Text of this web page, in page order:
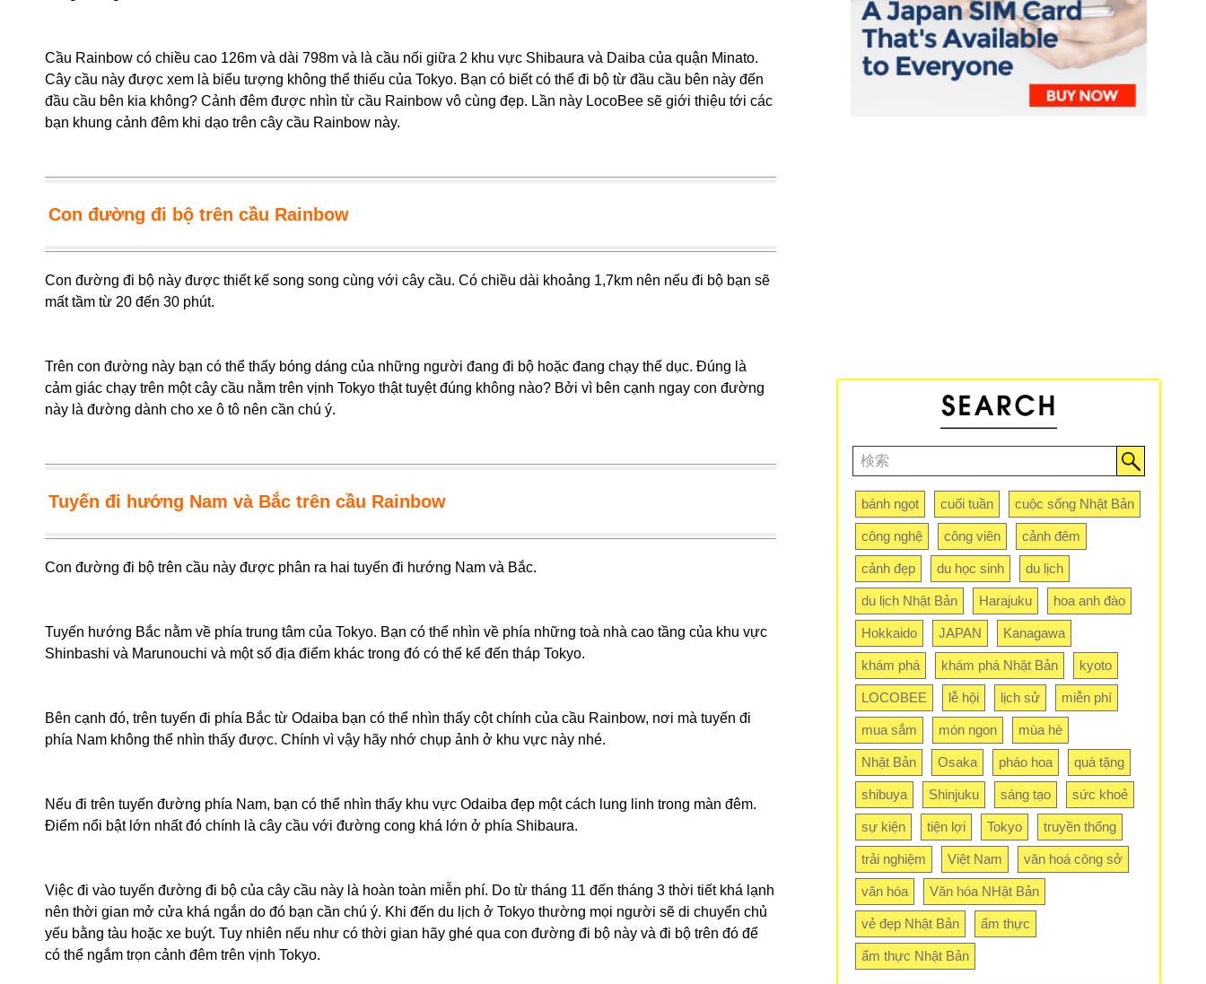
Cầu Rainbow có chiều cao 126m và dài 798m và là cầu nối giữa 2 khu vực Shibaura và Daiba của quận Minato.
Cây cầu này được xem là biểu tượng không thể thiếu của Tokyo. Bạn có biết có thể đi bộ từ đầu cầu bên này đến
đầu cầu bên kia không? Cảnh đêm được nhìn từ cầu Rainbow vô cùng đẹp. Lần này LocoBee sẽ giới thiệu tới các
bạn khung cảnh đêm khi dạo trên cây cầu Rainbow này.
Con đường đi bộ trên cầu Rainbow
Con đường đi bộ này được thiết kế song song cùng với cây cầu. Có chiều dài khoảng 1,7km nên nếu đi bộ bạn sẽ
mất tầm từ 20 đến 30 phút.
Trên con đường này bạn có thể thấy bóng dáng của những người đang đi bộ hoặc đang chạy thể dục. Đúng là
cảm giác chạy trên một cây cầu nằm trên vịnh Tokyo thật tuyệt đúng không nào? Bởi vì bên cạnh ngay con đường
này là đường dành cho xe ô tô nên cần chú ý.
Tuyến đi hướng Nam và Bắc trên cầu Rainbow
Con đường đi bộ trên cầu này được phân ra hai tuyến đi hướng Nam và Bắc.
Tuyến hướng Bắc nằm về phía trung tâm của Tokyo. Bạn có thể nhìn về phía những toà nhà cao tầng của khu vực
Shinbashi và Marunouchi và một số địa điểm khác trong đó có thể kể đến tháp Tokyo.
Bên cạnh đó, trên tuyến đi phía Bắc từ Odaiba bạn có thể nhìn thấy cột chính của cầu Rainbow, nơi mà tuyến đi
phía Nam không thể nhìn thấy được. Chính vì vậy hãy nhớ chụp ảnh ở khu vực này nhé.
Nếu đi trên tuyến đường phía Nam, bạn có thể nhìn thấy khu vực Odaiba đẹp một cách lung linh trong màn đêm.
Điểm nổi bật lớn nhất đó chính là cây cầu với đường cong khá lớn ở phía Shibaura.
Việc đi vào tuyến đường đi bộ của cây cầu này là hoàn toàn miễn phí. Do từ tháng 11 đến tháng 3 thời tiết khá lạnh
nên thời gian mở cửa khá ngắn do đó bạn cần chú ý. Khi đến du lịch ở Tokyo thường mọi người sẽ di chuyển chủ
yếu bằng tàu hoặc xe buýt. Tuy nhiên nếu như có thời gian hãy ghé qua con đường đi bộ này và đi bộ trên đó để
có thể ngắm trọn cảnh đêm trên vịnh Tokyo.
bánh ngọt cuối tuần cuộc sống Nhật Bản
công nghệ công viên cảnh đêm
cảnh đẹp du học sinh du lịch
du lịch Nhật Bản Harajuku hoa anh đào
Hokkaido JAPAN Kanagawa
khám phá khám phá Nhật Bản kyoto
LOCOBEE lễ hội lịch sử miễn phí
mua sắm món ngon mùa hè
Nhật Bản Osaka pháo hoa quà tặng
shibuya Shinjuku sáng tạo sức khoẻ
sự kiện tiện lợi Tokyo truyền thống
trải nghiệm Việt Nam văn hoá công sở
văn hóa Văn hóa NHật Bản
vẻ đẹp Nhật Bản ẩm thực
ẩm thực Nhật Bản